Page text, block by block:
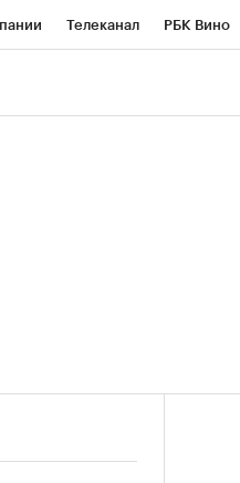
Телеканал РБК Вино